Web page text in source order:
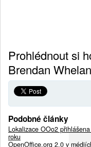
Prohlédnout si
Brendan
Podobné články
Lokalizace OOo2
roku
OpenOffice.org 2.0 v